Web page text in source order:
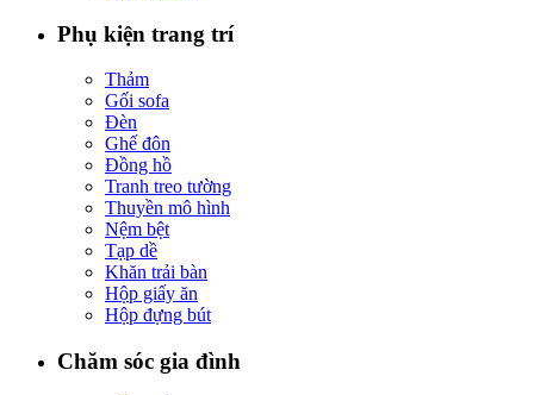
Phụ kiện trang trí
Thảm
Gối sofa
Đèn
Ghế đôn
Đồng hồ
Tranh treo tường
Thuyền mô hình
Nệm bệt
Tạp dề
Khăn trải bàn
Hộp giấy ăn
Hộp đựng bút
Chăm sóc gia đình